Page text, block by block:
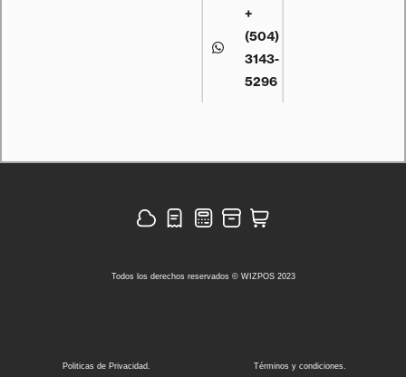
+
(504)
3143-
5296
Todos los derechos reservados © WIZPOS 2023
Politicas de Privacidad. Términos y condiciones.